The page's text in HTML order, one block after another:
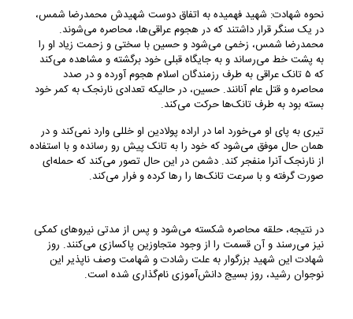
نحوه شهادت: شهید فهمیده به اتفاق دوست شهیدش محمدرضا شمس،
در یک سنگر قرار داشتند که در هجوم عراقی‌ها، محاصره می‌شوند.
محمدرضا شمس، زخمی می‌شود و حسین با سختی و زحمت زیاد او را
به پشت خط می‌رساند و به جایگاه قبلی خود برگشته و مشاهده می‌کند
که ۵ تانک عراقی به طرف رزمندگان اسلام هجوم آورده و در صدد
محاصره و قتل عام آنانند. حسین، در حالیکه تعدادی نارنجک به کمر خود
بسته بود به طرف تانک‌ها حرکت می‌کند.
تیری به پای او می‌خورد اما در اراده پولادین او خللی وارد نمی‌کند و در
همان حال موفق می‌شود که خود را به تانک پیش رو رسانده و با استفاده
از نارنجک آنرا منفجر کند. دشمن در این حال تصور می‌کند که حمله‌ای
صورت گرفته و با سرعت تانک‌ها را رها کرده و فرار می‌کند.
در نتیجه، حلقه محاصره شکسته می‌شود و پس از مدتی نیروهای کمکی
نیز می‌رسند و آن قسمت را از وجود متجاوزین پاکسازی می‌کنند. روز
شهادت این شهید بزرگوار به علت رشادت و شهامت وصف ناپذیر این
نوجوان رشید، روز بسیج دانش‌آموزی نام‌گذاری شده است.